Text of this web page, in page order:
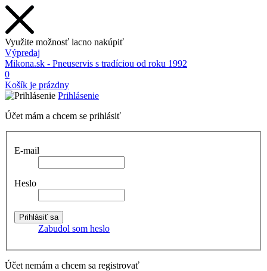
Využite možnosť lacno nakúpiť
Výpredaj
Mikona.sk - Pneuservis s tradíciou od roku 1992
0
Košík je prázdny
Prihlásenie
Účet mám a chcem se prihlásiť
E-mail
Heslo
Zabudol som heslo
Účet nemám a chcem sa registrovať